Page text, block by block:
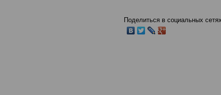
Поделиться в социальных